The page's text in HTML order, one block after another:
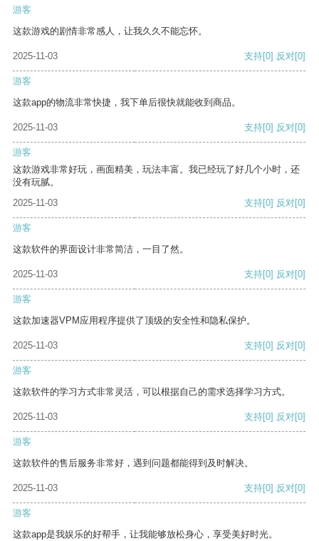
游客
这款游戏的剧情非常感人，让我久久不能忘怀。
2025-11-03 支持[0] 反对[0]
游客
这款app的物流非常快捷，我下单后很快就能收到商品。
2025-11-03 支持[0] 反对[0]
游客
这款游戏非常好玩，画面精美，玩法丰富。我已经玩了好几个小时，还
没有玩腻。
2025-11-03
支持[0] 反对[0]
游客
这款软件的界面设计非常简洁，一目了然。
2025-11-03 支持[0] 反对[0]
游客
这款加速器VPM应用程序提供了顶级的安全性和隐私保护。
2025-11-03 支持[0] 反对[0]
游客
这款软件的学习方式非常灵活，可以根据自己的需求选择学习方式。
2025-11-03 支持[0] 反对[0]
游客
这款软件的售后服务非常好，遇到问题都能得到及时解决。
2025-11-03 支持[0] 反对[0]
游客
这款app是我娱乐的好帮手，让我能够放松身心，享受美好时光。